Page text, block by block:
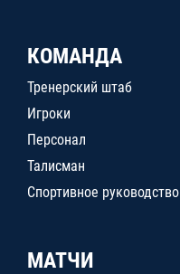
КОМАНДА
Тренерский штаб
Игроки
Персонал
Талисман
Спортивное руководство
МАТЧИ